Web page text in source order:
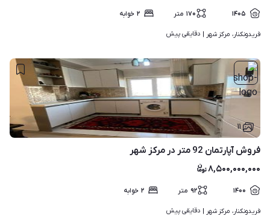
۱۴۰۵ ۱۷۰ متر ۲ خوابه
فریدونکنار، مرکز شهر | دقایقی پیش
۱۱
فروش آپارتمان 92 متر در مرکز شهر
۸,۵۰۰,۰۰۰,۰۰۰
۱۴۰۰ ۹۲ متر ۲ خوابه
فریدونکنار، مرکز شهر | دقایقی پیش